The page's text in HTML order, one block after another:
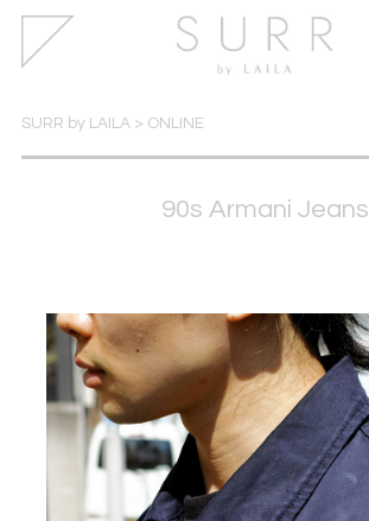
SURR by LAILA> ONLINE
90s Armani Jeans